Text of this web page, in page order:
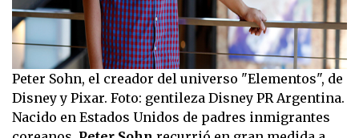
Peter Sohn, el creador del universo "Elementos", de
Disney y Pixar. Foto: gentileza Disney PR Argentina.
Nacido en Estados Unidos de padres inmigrantes